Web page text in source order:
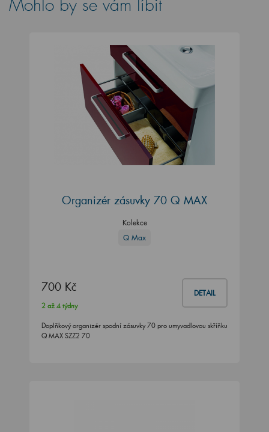
Mohlo by se vám líbit
Organizér zásuvky 70 Q MAX
Kolekce
Q Max
700 Kč DETAIL
2 až 4 týdny
Doplňkový organizér spodní zásuvky 70 pro umyvadlovou skříňku
Q MAX SZZ2 70